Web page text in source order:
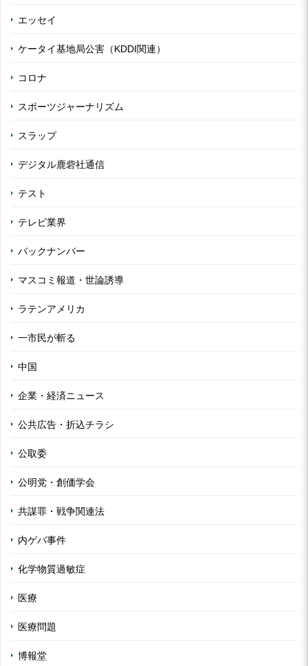
エッセイ
ケータイ基地局公害（KDDI関連）
コロナ
スポーツジャーナリズム
スラップ
デジタル鹿砦社通信
テスト
テレビ業界
バックナンバー
マスコミ報道・世論誘導
ラテンアメリカ
一市民が斬る
中国
企業・経済ニュース
公共広告・折込チラシ
公取委
公明党・創価学会
共謀罪・戦争関連法
内ゲバ事件
化学物質過敏症
医療
医療問題
博報堂